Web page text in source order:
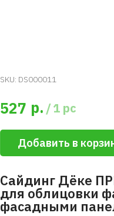
SKU: DS000011
527 р. /1 pc
Добавить в
Сайдинг Дёке
для облицовки
фасадными